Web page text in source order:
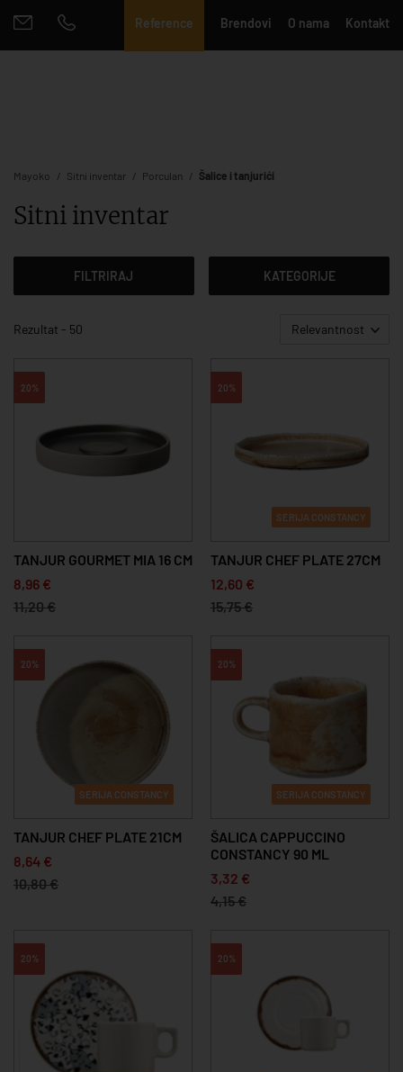
Reference Brendovi O nama Kontakt
Mayoko Sitni inventar Porculan Šalice i tanjurići
Sitni inventar
FILTRIRAJ KATEGORIJE
Rezultat - 50 Relevantnost
20%
TANJUR GOURMET MIA 16 CM
8,96 €
11,20 €
20%
SERIJA CONSTANCY
TANJUR CHEF PLATE 27CM
12,60 €
15,75 €
20%
SERIJA CONSTANCY
TANJUR CHEF PLATE 21CM
8,64 €
10,80 €
20%
SERIJA CONSTANCY
ŠALICA CAPPUCCINO
CONSTANCY 90 ML
3,32 €
4,15 €
20% 20%